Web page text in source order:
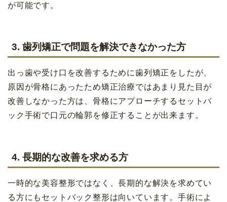
が可能です。
3. 歯列矯正で問題を解決できなかった方
出っ歯や受け口を改善するために歯列矯正をしたが、
原因が骨格にあったため矯正治療ではあまり見た目が
改善しなかった方は、骨格にアプローチするセットバ
ック手術で口元の輪郭を修正することが出来ます。
4. 長期的な改善を求める方
一時的な美容整形ではなく、長期的な解決を求めてい
る方にもセットバック整形は向いています。手術によ